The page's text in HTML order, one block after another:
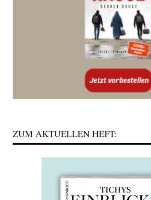
ZUM AKTUELLEN HEFT: